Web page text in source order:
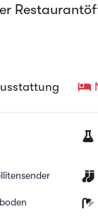
hotel